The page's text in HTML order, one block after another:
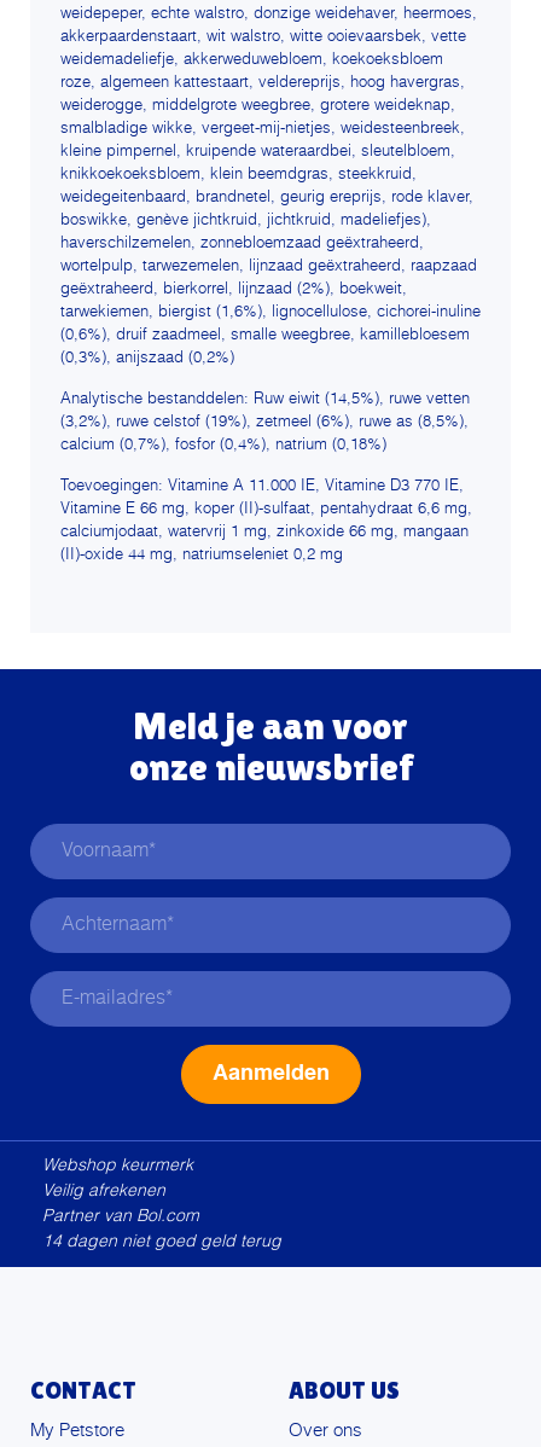
weidepeper, echte walstro, donzige weidehaver, heermoes,
akkerpaardenstaart, wit walstro, witte ooievaarsbek, vette
weidemadeliefje, akkerweduwebloem, koekoeksbloem
roze, algemeen kattestaart, veldereprijs, hoog havergras,
weiderogge, middelgrote weegbree, grotere weideknap,
smalbladige wikke, vergeet-mij-nietjes, weidesteenbreek,
kleine pimpernel, kruipende wateraardbei, sleutelbloem,
knikkoekoeksbloem, klein beemdgras, steekkruid,
weidegeitenbaard, brandnetel, geurig ereprijs, rode klaver,
boswikke, genève jichtkruid, jichtkruid, madeliefjes),
haverschilzemelen, zonnebloemzaad geëxtraheerd,
wortelpulp, tarwezemelen, lijnzaad geëxtraheerd, raapzaad
geëxtraheerd, bierkorrel, lijnzaad (2%), boekweit,
tarwekiemen, biergist (1,6%), lignocellulose, cichorei-inuline
(0,6%), druif zaadmeel, smalle weegbree, kamillebloesem
(0,3%), anijszaad (0,2%)
Analytische bestanddelen: Ruw eiwit (14,5%), ruwe vetten
(3,2%), ruwe celstof (19%), zetmeel (6%), ruwe as (8,5%),
calcium (0,7%), fosfor (0,4%), natrium (0,18%)
Toevoegingen: Vitamine A 11.000 IE, Vitamine D3 770 IE,
Vitamine E 66 mg, koper (II)-sulfaat, pentahydraat 6,6 mg,
calciumjodaat, watervrij 1 mg, zinkoxide 66 mg, mangaan
(II)-oxide 44 mg, natriumseleniet 0,2 mg
Meld je aan voor
onze nieuwsbrief
Webshop keurmerk
Veilig afrekenen
Partner van Bol.com
14 dagen niet goed geld terug
CONTACT
My Petstore
ABOUT US
Over ons